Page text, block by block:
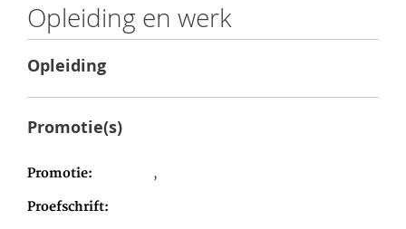
Opleiding en werk
Opleiding
Promotie(s)
Promotie ,
Proefschrift